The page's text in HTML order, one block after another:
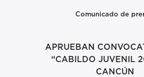
Comunicado de
APRUEBAN
“CABILDO JUVENIL
CANCÚN